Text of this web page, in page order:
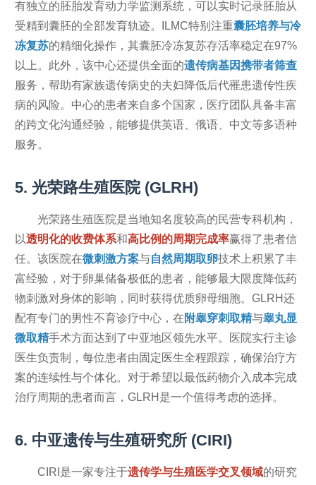
有独立的胚胎发育动力学监测系统，可以实时记录胚胎从
受精到囊胚的全部发育轨迹。ILMC特别注重囊胚培养与冷
冻复苏的精细化操作，其囊胚冷冻复苏存活率稳定在97%
以上。此外，该中心还提供全面的遗传病基因携带者筛查
服务，帮助有家族遗传病史的夫妇降低后代罹患遗传性疾
病的风险。中心的患者来自多个国家，医疗团队具备丰富
的跨文化沟通经验，能够提供英语、俄语、中文等多语种
服务。
5. 光荣路生殖医院 (GLRH)
光荣路生殖医院是当地知名度较高的民营专科机构，
以透明化的收费体系和高比例的周期完成率赢得了患者信
任。该医院在微刺激方案与自然周期取卵技术上积累了丰
富经验，对于卵巢储备极低的患者，能够最大限度降低药
物刺激对身体的影响，同时获得优质卵母细胞。GLRH还
配有专门的男性不育诊疗中心，在附睾穿刺取精与睾丸显
微取精手术方面达到了中亚地区领先水平。医院实行主诊
医生负责制，每位患者由固定医生全程跟踪，确保治疗方
案的连续性与个体化。对于希望以最低药物介入成本完成
治疗周期的患者而言，GLRH是一个值得考虑的选择。
6. 中亚遗传与生殖研究所 (CIRI)
CIRI是一家专注于遗传学与生殖医学交叉领域的研究